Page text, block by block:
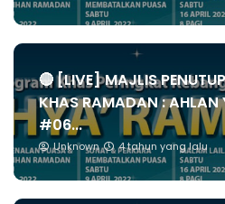
🔴 [LIVE] MAJLIS
KHAS RAMADAN :
#06...
Unknown 4 tahun yang lalu